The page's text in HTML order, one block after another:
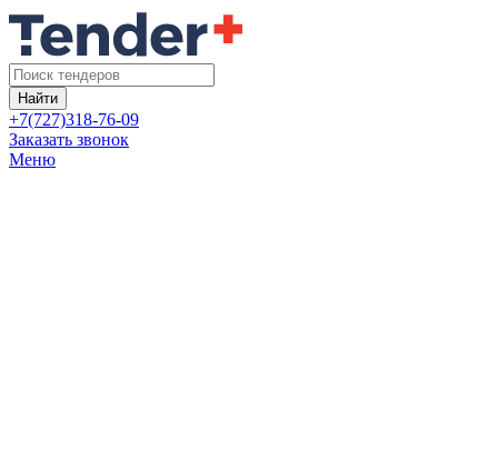
Найти
+7(727)318-76-09
Заказать звонок
Меню